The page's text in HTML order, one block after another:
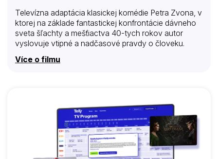
Televízna adaptácia klasickej komédie Petra Zvona, v
ktorej na základe fantastickej konfrontácie dávneho
sveta šľachty a mešťiactva 40-tych rokov autor
vyslovuje vtipné a nadčasové pravdy o človeku.
Více o filmu